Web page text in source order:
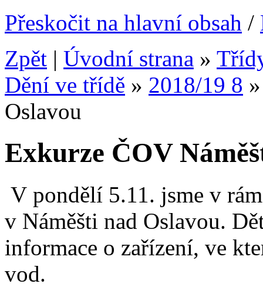
Přeskočit na hlavní obsah /
Zpět | Úvodní strana »
Dění ve třídě » 2018/19 8
Oslavou
Exkurze ČOV
V pondělí 5.11. jsme v
v Náměšti nad Oslavou.
informace o zařízení, ve
vod.